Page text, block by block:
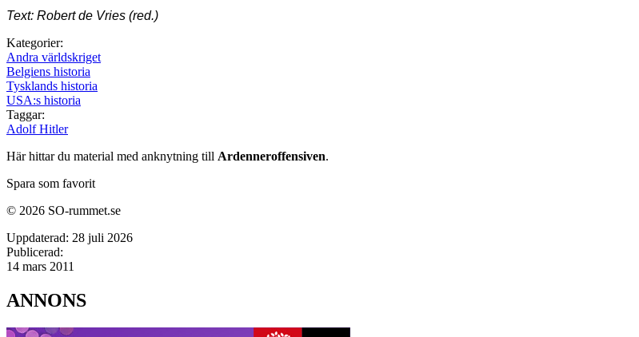
Text: Robert de Vries (red.)
Kategorier:
Andra världskriget
Belgiens historia
Tysklands historia
USA:s historia
Taggar:
Adolf Hitler
Här hittar du material med anknytning till Ardenneroffensiven.
Spara som favorit
© 2026 SO-rummet.se
Uppdaterad: 28 juli 2026
Publicerad:
14 mars 2011
ANNONS